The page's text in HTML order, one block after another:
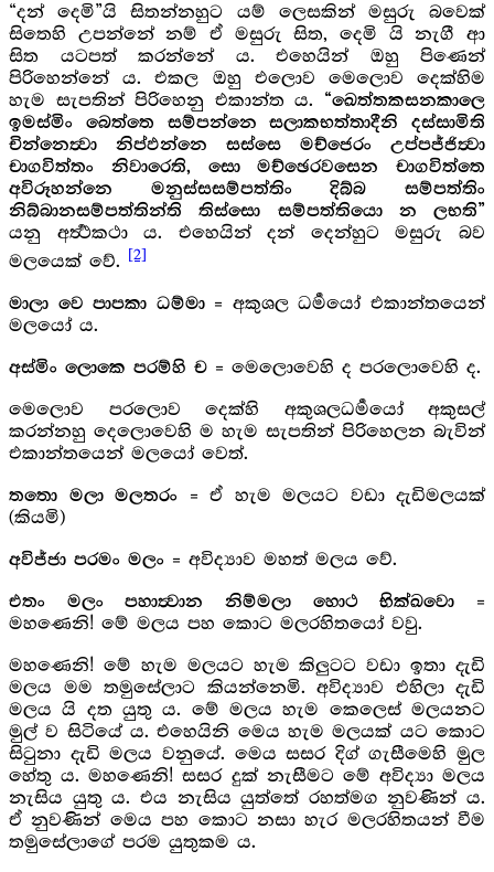
“දන් දෙමි”යි සිතන්නහුට යම් ලෙසකින් මසුරු බවෙක්
සිතෙහි උපන්නේ නම් ඒ මසුරු සිත, දෙමි යි නැගී ආ
සිත යටපත් කරන්නේ ය. එහෙයින් ඔහු පිණෙන්
පිරිහෙන්නේ ය. එකල ඔහු ‍එලොව මෙලොව දෙක්හිම
හැම සැපතින් පිරිහෙනු එකාන්ත ය. “ඛෙත්තකසනකාලෙ
ඉමස්මිං බෙත්තෙ සම්පන්නෙ සලාකභත්තාදීනි දස්සාමිති
චින්නෙත්‍වා නිප්ඵන්නෙ සස්සෙ මච්ජෙරං උප්පජ්ජිත්‍වා
චාගවිත්තං නිවාරෙති, සො මච්ඡෙරවසෙන චාගවිත්තෙ
අවිරූහන්නෙ මනුස්සසම්පත්තිං දිබ්බ සම්පත්තිං
නිබ්බානසම්පත්තින්ති තිස්සො සම්පත්තියො න ලභති”
යනු අර්‍ත්‍ථකථා ය. එහෙයින් දන් දෙන්හුට මසුරු බව
මලයෙක් වේ.
[2]
මාලා වෙ පාපකා ධම්මා = අකුශල ධර්‍මයෝ එකාන්තයෙන්
මලයෝ ය.
අස්මිං ලොකෙ පරම්හි ච = මෙලොවෙහි ද පරලොවෙහි ද.
මෙලොව පරලොව දෙක්හි අකුශලධර්‍මයෝ අකුසල්
කරන්නහු දෙලොවෙහි ම හැම සැපතින් පිරිහෙලන බැවින්
එකාන්තයෙන් මලයෝ වෙත්.
තතො මලා මලතරං = ඒ හැම මලයට වඩා දැඩිමලයක්
(කියමි)
අවිජ්ජා පරමං මලං = අවිද්‍යාව මහත් මලය වේ.
එතං මලං පහාත්‍වාන නිම්මලා හොථ භික්ඛවො =
මහණෙනි! මේ මලය පහ කොට මලරහිතයෝ වවු.
මහණෙනි! මේ හැම මලයට හැම කිලුටට වඩා ඉතා දැඩි
මලය මම තමුසේලාට කියන්නෙමි. අවිද්‍යාව එහිලා දැඩි
මලය යි දත යුතු ය. මේ මලය හැම කෙලෙස් මලයනට
මුල් ව සිටියේ ය. එහෙයිනි මෙය හැම මලයක් යට කොට
සිටුනා දැඩි මලය වනුයේ. මෙය සසර දිග් ගැසීමෙහි මුල
හේතු ය. මහණෙනි! සසර දුක් නැසීමට මේ අවිද්‍යා මලය
නැසිය යුතු ය. එය නැසිය යුත්තේ රහත්මග නුවණින් ය.
ඒ නුවණින් මෙය පහ කොට නසා හැර මලරහිතයන් වීම
තමුසේලාගේ පරම යුතුකම ය.